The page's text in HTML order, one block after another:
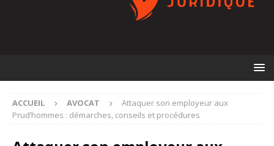
ACCUEIL AVOCAT
Attaquer son employeur aux
Prud’hommes : démarches, conseils et procédures